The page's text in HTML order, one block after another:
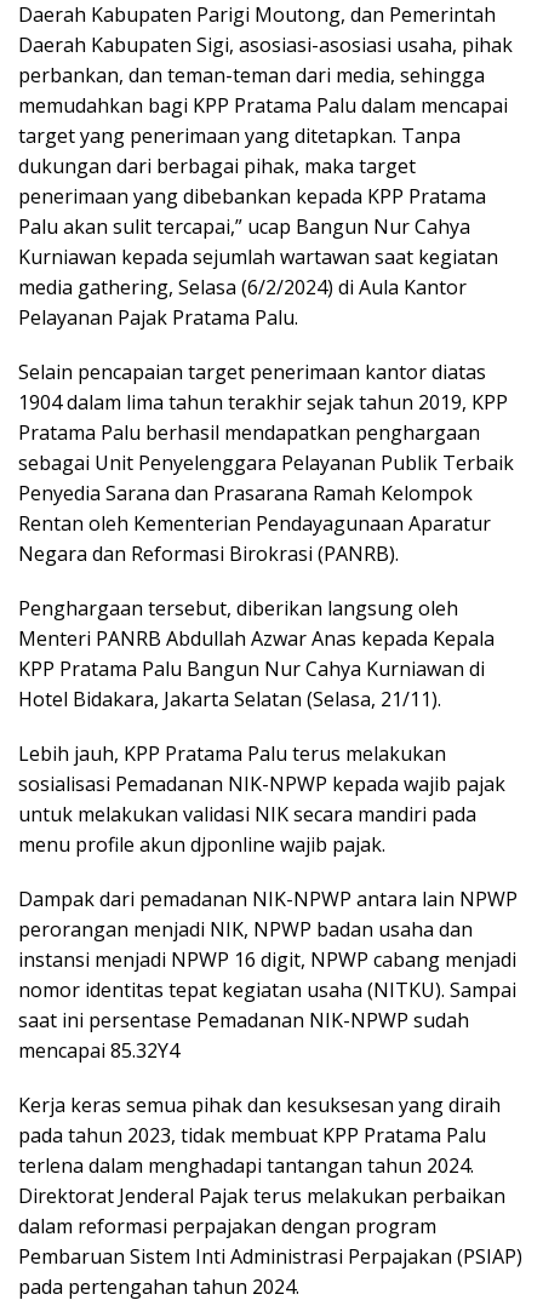
Daerah Kabupaten Parigi Moutong, dan Pemerintah
Daerah Kabupaten Sigi, asosiasi-asosiasi usaha, pihak
perbankan, dan teman-teman dari media, sehingga
memudahkan bagi KPP Pratama Palu dalam mencapai
target yang penerimaan yang ditetapkan. Tanpa
dukungan dari berbagai pihak, maka target
penerimaan yang dibebankan kepada KPP Pratama
Palu akan sulit tercapai,” ucap Bangun Nur Cahya
Kurniawan kepada sejumlah wartawan saat kegiatan
media gathering, Selasa (6/2/2024) di Aula Kantor
Pelayanan Pajak Pratama Palu.
Selain pencapaian target penerimaan kantor diatas
1904 dalam lima tahun terakhir sejak tahun 2019, KPP
Pratama Palu berhasil mendapatkan penghargaan
sebagai Unit Penyelenggara Pelayanan Publik Terbaik
Penyedia Sarana dan Prasarana Ramah Kelompok
Rentan oleh Kementerian Pendayagunaan Aparatur
Negara dan Reformasi Birokrasi (PANRB).
Penghargaan tersebut, diberikan langsung oleh
Menteri PANRB Abdullah Azwar Anas kepada Kepala
KPP Pratama Palu Bangun Nur Cahya Kurniawan di
Hotel Bidakara, Jakarta Selatan (Selasa, 21/11).
Lebih jauh, KPP Pratama Palu terus melakukan
sosialisasi Pemadanan NIK-NPWP kepada wajib pajak
untuk melakukan validasi NIK secara mandiri pada
menu profile akun djponline wajib pajak.
Dampak dari pemadanan NIK-NPWP antara lain NPWP
perorangan menjadi NIK, NPWP badan usaha dan
instansi menjadi NPWP 16 digit, NPWP cabang menjadi
nomor identitas tepat kegiatan usaha (NITKU). Sampai
saat ini persentase Pemadanan NIK-NPWP sudah
mencapai 85.32Y4
Kerja keras semua pihak dan kesuksesan yang diraih
pada tahun 2023, tidak membuat KPP Pratama Palu
terlena dalam menghadapi tantangan tahun 2024.
Direktorat Jenderal Pajak terus melakukan perbaikan
dalam reformasi perpajakan dengan program
Pembaruan Sistem Inti Administrasi Perpajakan (PSIAP)
pada pertengahan tahun 2024.